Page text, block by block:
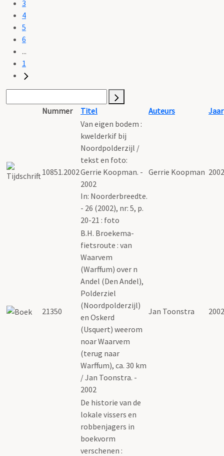
3
4
5
6
...
1
Nummer Titel Auteurs Jaar
10851.2002
Van eigen bodem :
kwelderkif bij
Noordpolderzijl /
tekst en foto:
Gerrie Koopman. -
2002
In: Noorderbreedte.
- 26 (2002), nr: 5, p.
20-21 : foto
Gerrie Koopman 2002
21350
B.H. Broekema-
fietsroute : van
Waarvem
(Warffum) over n
Andel (Den Andel),
Polderziel
(Noordpolderzijl)
en Oskerd
(Usquert) weerom
noar Waarvem
(terug naar
Warffum), ca. 30 km
/ Jan Toonstra. -
2002
Jan Toonstra 2002
De historie van de
lokale vissers en
robbenjagers in
boekvorm
verschenen :